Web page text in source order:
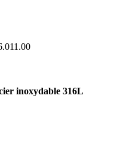
inoxydable 316L